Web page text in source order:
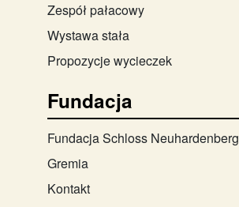
Zespół pałacowy
Wystawa stała
Propozycje wycieczek
Fundacja
Fundacja Schloss Neuhardenberg
Gremia
Kontakt